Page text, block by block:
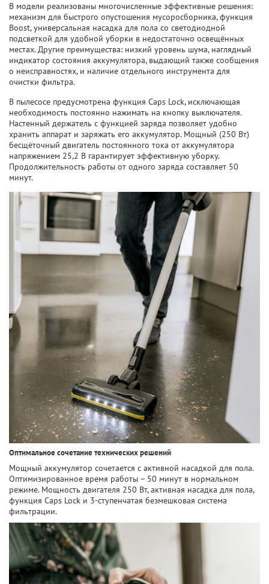
В модели реализованы многочисленные эффективные решения:
механизм для быстрого опустошения мусоросборника, функция
Boost, универсальная насадка для пола со светодиодной
подсветкой для удобной уборки в недостаточно освещённых
местах. Другие преимущества: низкий уровень шума, наглядный
индикатор состояния аккумулятора, выдающий также сообщения
о неисправностях, и наличие отдельного инструмента для
очистки фильтра.
В пылесосе предусмотрена функция Caps Lock, исключающая
необходимость постоянно нажимать на кнопку выключателя.
Настенный держатель с функцией заряда позволяет удобно
хранить аппарат и заряжать его аккумулятор. Мощный (250 Вт)
бесщёточный двигатель постоянного тока от аккумулятора
напряжением 25,2 В гарантирует эффективную уборку.
Продолжительность работы от одного заряда составляет 50
минут.
Оптимальное сочетание технических решений
Мощный аккумулятор сочетается с активной насадкой для пола.
Оптимизированное время работы – 50 минут в нормальном
режиме. Мощность двигателя 250 Вт, активная насадка для пола,
функция Caps Lock и 3-ступенчатая безмешковая система
фильтрации.